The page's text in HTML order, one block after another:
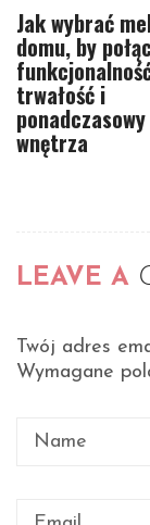
Jak wybrać
domu, by
trwałość i
wnętrza
LEAVE A
Twój adres
Wymagane